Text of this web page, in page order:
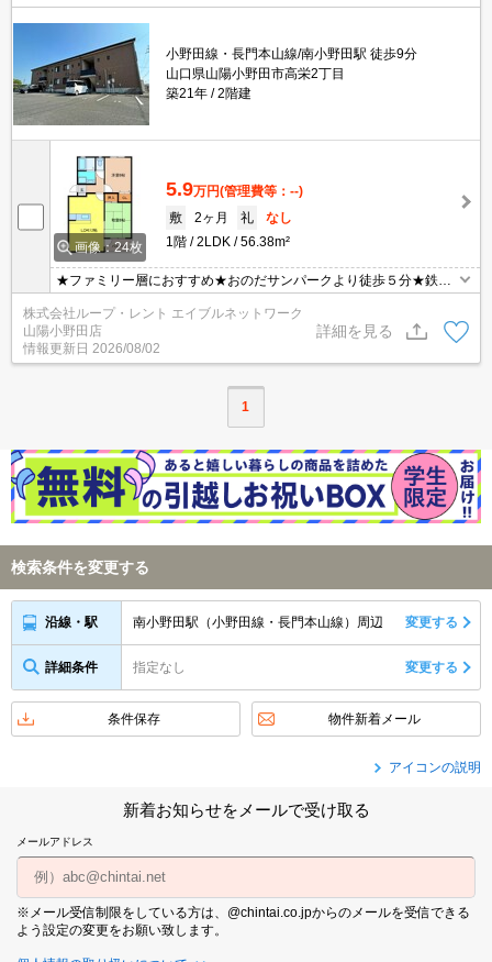
小野田線・長門本山線/南小野田駅 徒歩9分
山口県山陽小野田市高栄2丁目
築21年
2階建
画像：24枚
5.9万円(管理費等：--)
敷
2ヶ月 礼
なし
1階
2LDK 56.38m²
★ファミリー層におすすめ★おのだサンパークより徒歩５分★鉄筋
コンクリートの２ＬＤＫ★駐車場２台無料★対面キッチン★全室照
明つき★独立洗面台★
株式会社ループ・レント エイブルネットワーク
山陽小野田店
情報更新日 2026/08/02
詳細を見る
1
検索条件を変更する
沿線・駅 南小野田駅（小野田線・長門本山線）周辺 変更する
詳細条件 指定なし 変更する
条件保存 物件新着メール
アイコンの説明
新着お知らせをメールで受け取る
メールアドレス
※メール受信制限をしている方は、@chintai.co.jpからのメールを受信できる
よう設定の変更をお願い致します。